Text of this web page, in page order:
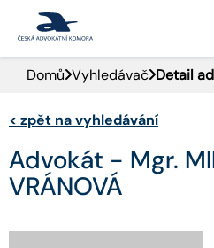
PORTÁL ČAK
DOMŮ
AKTUALITY
Domů Vyhledávač Detail
< zpět na vyhledávání
Advokát - Mgr.
VRÁNOVÁ